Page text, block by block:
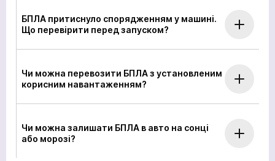
БПЛА притиснуло спорядженням у машині.
Що перевірити перед запуском?
Чи можна перевозити БПЛА з установленим
корисним навантаженням?
Чи можна залишати БПЛА в авто на сонці
або морозі?